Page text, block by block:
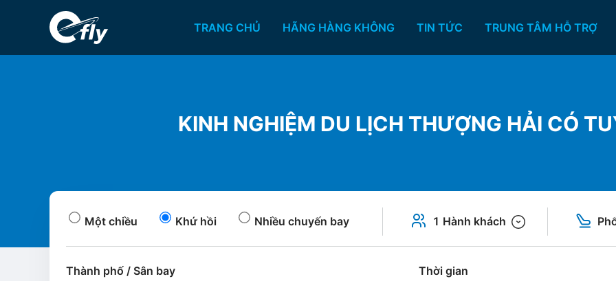
TRANG CHỦ HÃNG HÀNG KHÔNG TIN TỨC TRUNG TÂM HỖ TRỢ
KINH NGHIỆM DU LỊCH THƯỢNG HẢI CÓ
Một chiều Khứ hồi Nhiều chuyến bay 1 Hành khách
Thành phố / Sân bay Thời gian